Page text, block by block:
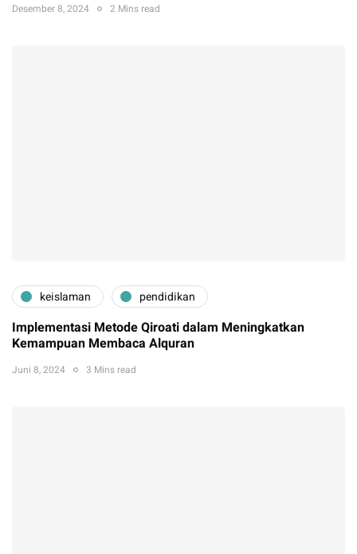
Desember 8, 2024 2 Mins read
keislaman pendidikan
Implementasi Metode Qiroati dalam Meningkatkan
Kemampuan Membaca Alquran
Juni 8, 2024 3 Mins read